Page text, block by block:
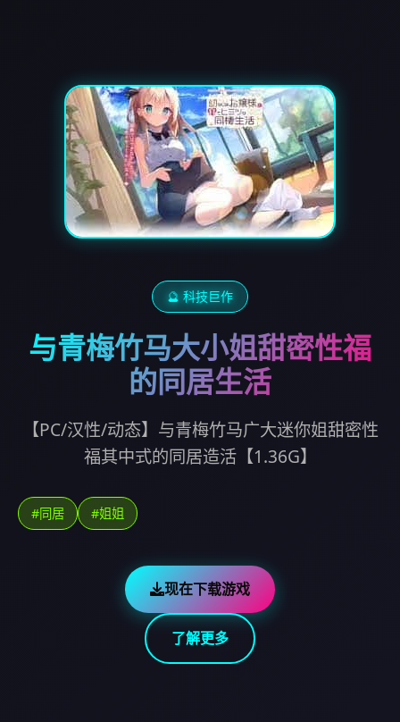
🔮 科技巨作
与青梅竹马大小姐甜密性福
的同居生活
【PC/汉性/动态】与青梅竹马广大迷你姐甜密性
福其中式的同居造活【1.36G】
#同居 #姐姐
现在下载游戏
了解更多